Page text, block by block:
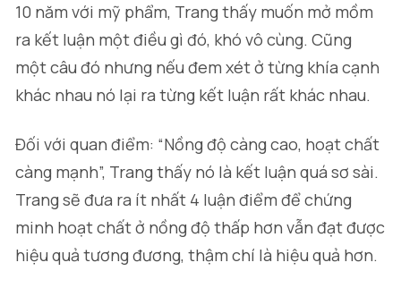
10 năm với mỹ phẩm, Trang thấy muốn mở mồm
ra kết luận một điều gì đó, khó vô cùng. Cũng
một câu đó nhưng nếu đem xét ở từng khía cạnh
khác nhau nó lại ra từng kết luận rất khác nhau.
Đối với quan điểm: “Nồng độ càng cao, hoạt chất
càng mạnh”, Trang thấy nó là kết luận quá sơ sài.
Trang sẽ đưa ra ít nhất 4 luận điểm để chứng
minh hoạt chất ở nồng độ thấp hơn vẫn đạt được
hiệu quả tương đương, thậm chí là hiệu quả hơn.